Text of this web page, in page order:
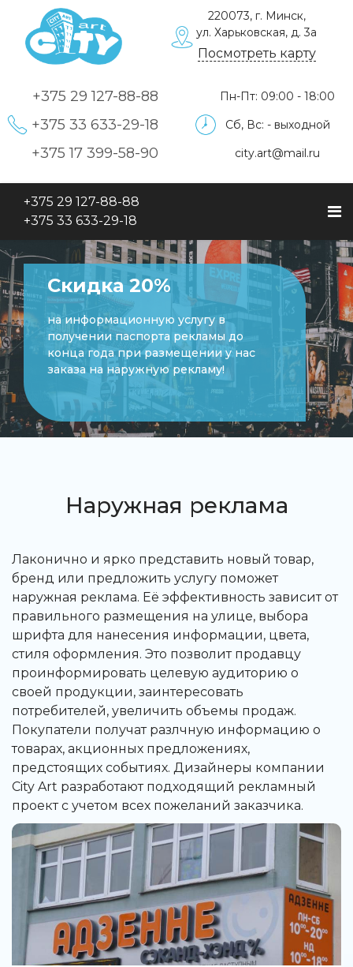
220073, г. Минск,
ул. Харьковская, д. 3а
Посмотреть карту
+375 29127-88-88
+375 33 633-29-18
+375 17 399-58-90
Пн-Пт: 09:00 - 18:00
Сб, Вс: - выходной
city.art@mail.ru
+375 29 127-88-88
+375 33 633-29-18
Бесплатно
информационный стенд на 4 кармана
А4 и вывеска "время работы" при
комплексном заказе оформления
торгового павильона или магазина!
Наружная реклама
Лаконично и ярко представить новый товар,
бренд или предложить услугу поможет
наружная реклама. Её эффективность зависит от
правильного размещения на улице, выбора
шрифта для нанесения информации, цвета,
стиля оформления. Это позволит продавцу
проинформировать целевую аудиторию о
своей продукции, заинтересовать
потребителей, увеличить объемы продаж.
Покупатели получат разлчную информацию о
товарах, акционных предложениях,
предстоящих событиях. Дизайнеры компании
City Art разработают подходящий рекламный
проект с учетом всех пожеланий заказчика.